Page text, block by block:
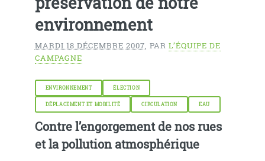
environnement
MARDI 18 DÉCEMBRE 2007, PAR L’ÉQUIPE DE
CAMPAGNE
ENVIRONNEMENT ÉLECTION
DÉPLACEMENT ET MOBILITÉ CIRCULATION EAU
Contre l’engorgement de nos rues
et la pollution atmosphérique